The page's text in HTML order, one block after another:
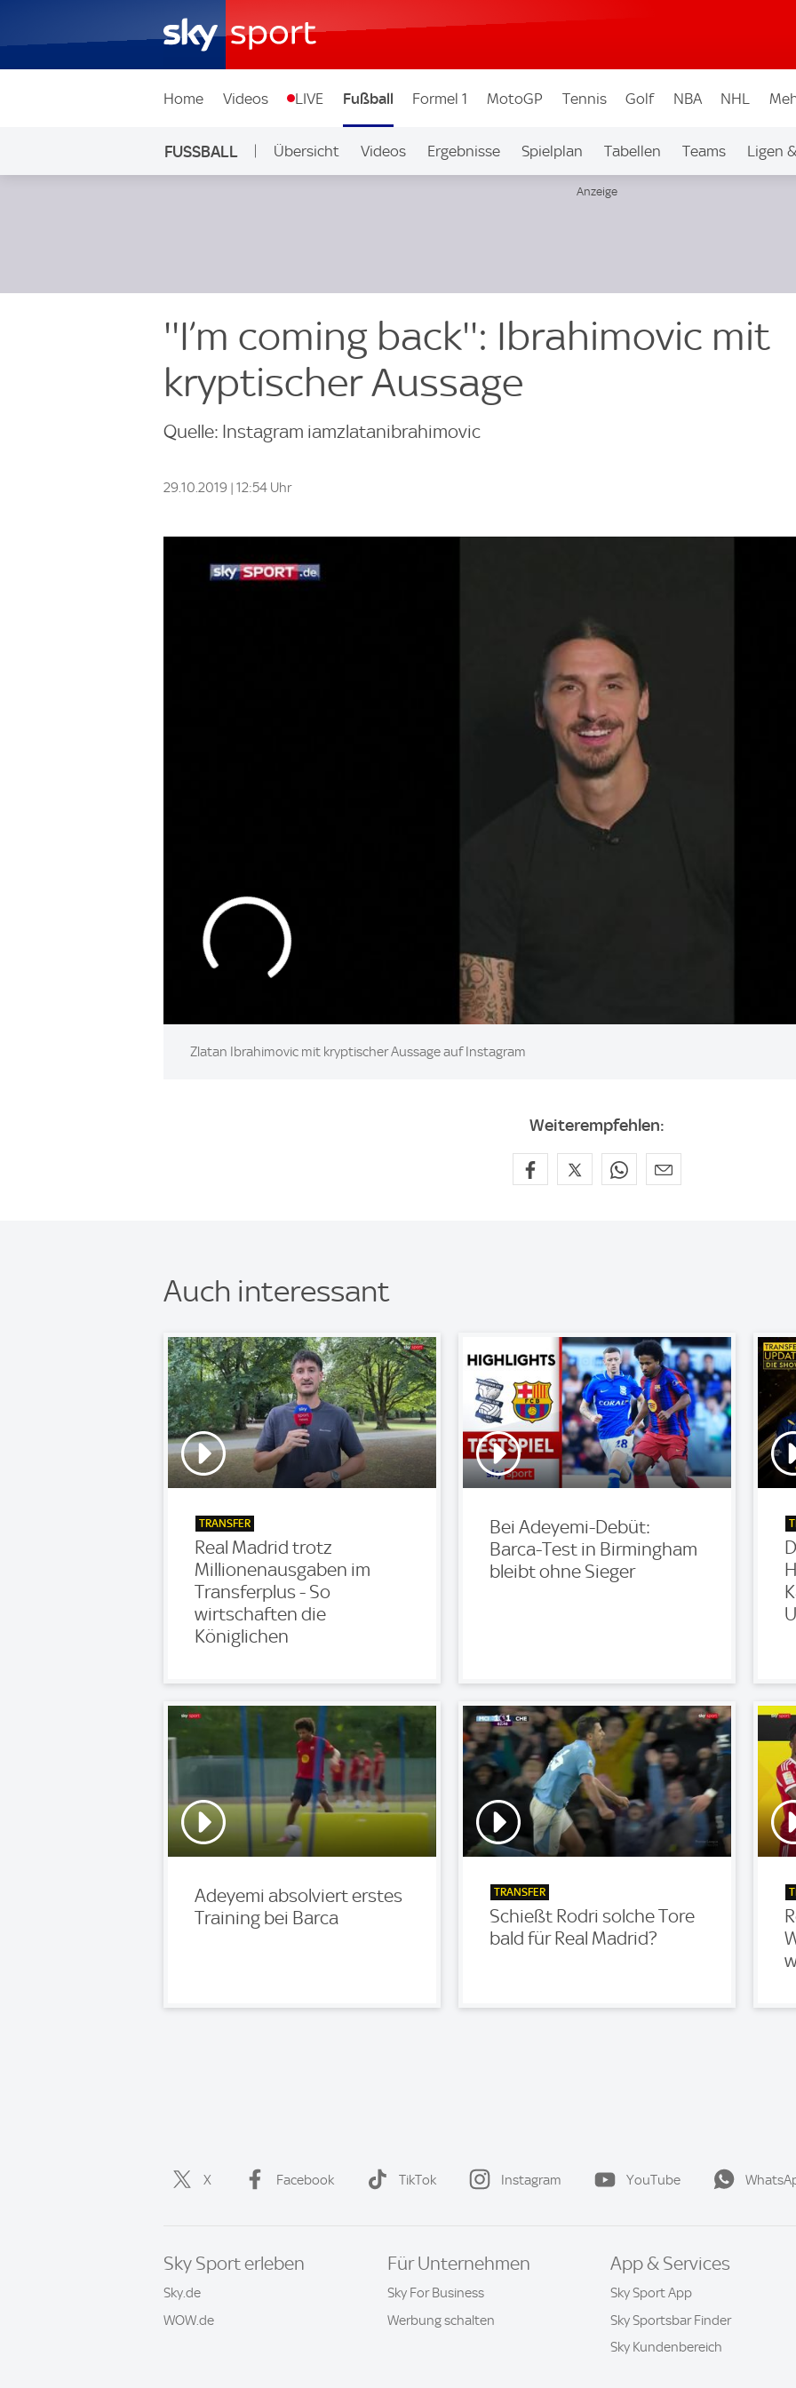
Home Videos LIVE Fußball Formel 1 MotoGP Tennis Golf NBA NHL
FUSSBALL Übersicht Videos Ergebnisse Spielplan Tabellen Teams Ligen
''I’m coming back'': Ibrahimovic mit
kryptischer Aussage
Quelle: Instagram iamzlatanibrahimovic
29.10.2019 | 12:54 Uhr
Zlatan Ibrahimovic mit kryptischer Aussage auf Instagram
Weiterempfehlen:
Auch interessant
TRANSFER
Real Madrid trotz
Millionenausgaben im
Transferplus - So
wirtschaften die
Königlichen
Bei Adeyemi-Debüt:
Barca-Test in Birmingham
bleibt ohne Sieger
Adeyemi absolviert erstes
Training bei Barca
TRANSFER
Schießt Rodri solche Tore
bald für Real Madrid?
X Facebook TikTok Instagram YouTube
Sky Sport erleben
Sky.de
WOW.de
Für Unternehmen
Sky For Business
Werbung schalten
App & Services
Sky Sport App
Sky Sportsbar Finder
Sky Kundenbereich